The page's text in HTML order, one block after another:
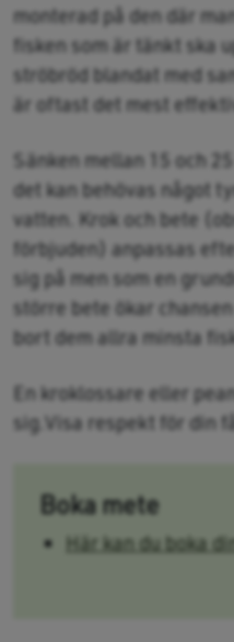
monterad på den där
fisken som är tänkt ska
ströbröd blandat med
är oftast det mest
Sänken mellan 15 och
det kan behövas något
vatten. Krok och bete
förbjuden) anpassas
sig på men som en
större bete ökar
bort dem allra minsta
En kroklossare eller
sig.Visa respekt för din
Boka mete
Här kan du boka